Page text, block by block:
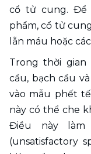
cổ tử cung. Để
phẩm, cổ tử
lẫn máu hoặc
Trong thời gian
cầu, bạch cầu
vào mẫu phết
này có thể che
Điều này
(unsatisfactory